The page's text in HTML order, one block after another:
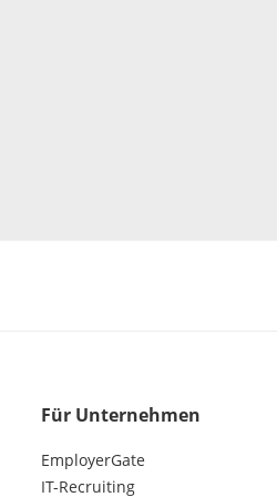
Für Unternehmen
EmployerGate
IT-Recruiting